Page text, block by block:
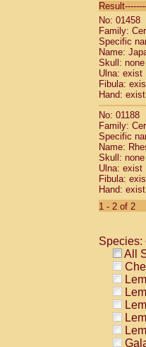
No: 01458
Family:
Specific
Name:
Skull: none
Ulna: exist
Fibula:
Hand: exist
No: 01188
Family:
Specific
Name:
Skull: none
Ulna: exist
Fibula:
Hand: exist
1 - 2 of 2
Species:
All